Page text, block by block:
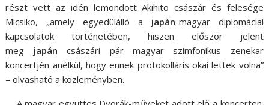
részt vett az idén lemondott Akihito császár és felesége
Micsiko, „amely egyedülálló a japán-magyar diplomáciai
kapcsolatok történetében, hiszen először jelent
meg japán császári pár magyar szimfonikus zenekar
koncertjén anélkül, hogy ennek protokolláris okai lettek volna”
– olvasható a közleményben.